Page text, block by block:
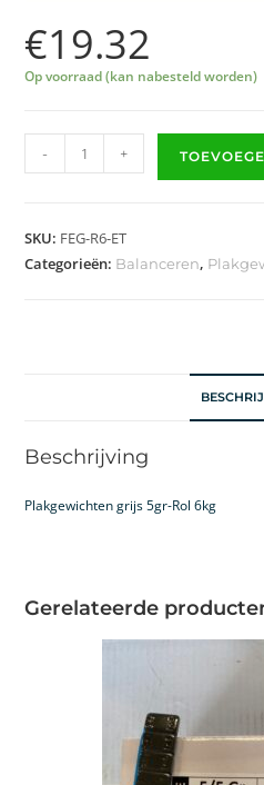
€19.32
Op voorraad (kan nabesteld worden)
- +
SKU: FEG-R6-ET
Categorieën: Balanceren,
Beschrijving
Plakgewichten grijs 5gr-Rol 6kg
Gerelateerde